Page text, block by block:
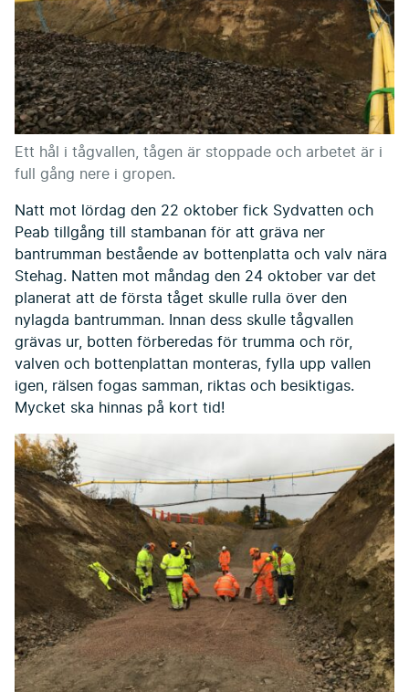
Ett hål i tågvallen, tågen är stoppade och arbetet är i
full gång nere i gropen.
Natt mot lördag den 22 oktober fick Sydvatten och
Peab tillgång till stambanan för att gräva ner
bantrumman bestående av bottenplatta och valv nära
Stehag. Natten mot måndag den 24 oktober var det
planerat att de första tåget skulle rulla över den
nylagda bantrumman. Innan dess skulle tågvallen
grävas ur, botten förberedas för trumma och rör,
valven och bottenplattan monteras, fylla upp vallen
igen, rälsen fogas samman, riktas och besiktigas.
Mycket ska hinnas på kort tid!